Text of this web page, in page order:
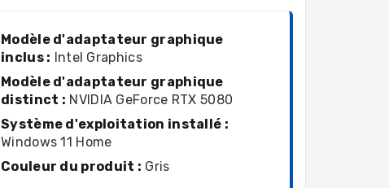
Modèle d'adaptateur graphique
inclus : Intel Graphics
Modèle d'adaptateur graphique
distinct : NVIDIA GeForce RTX 5080
Système d'exploitation installé :
Windows 11 Home
Couleur du produit : Gris